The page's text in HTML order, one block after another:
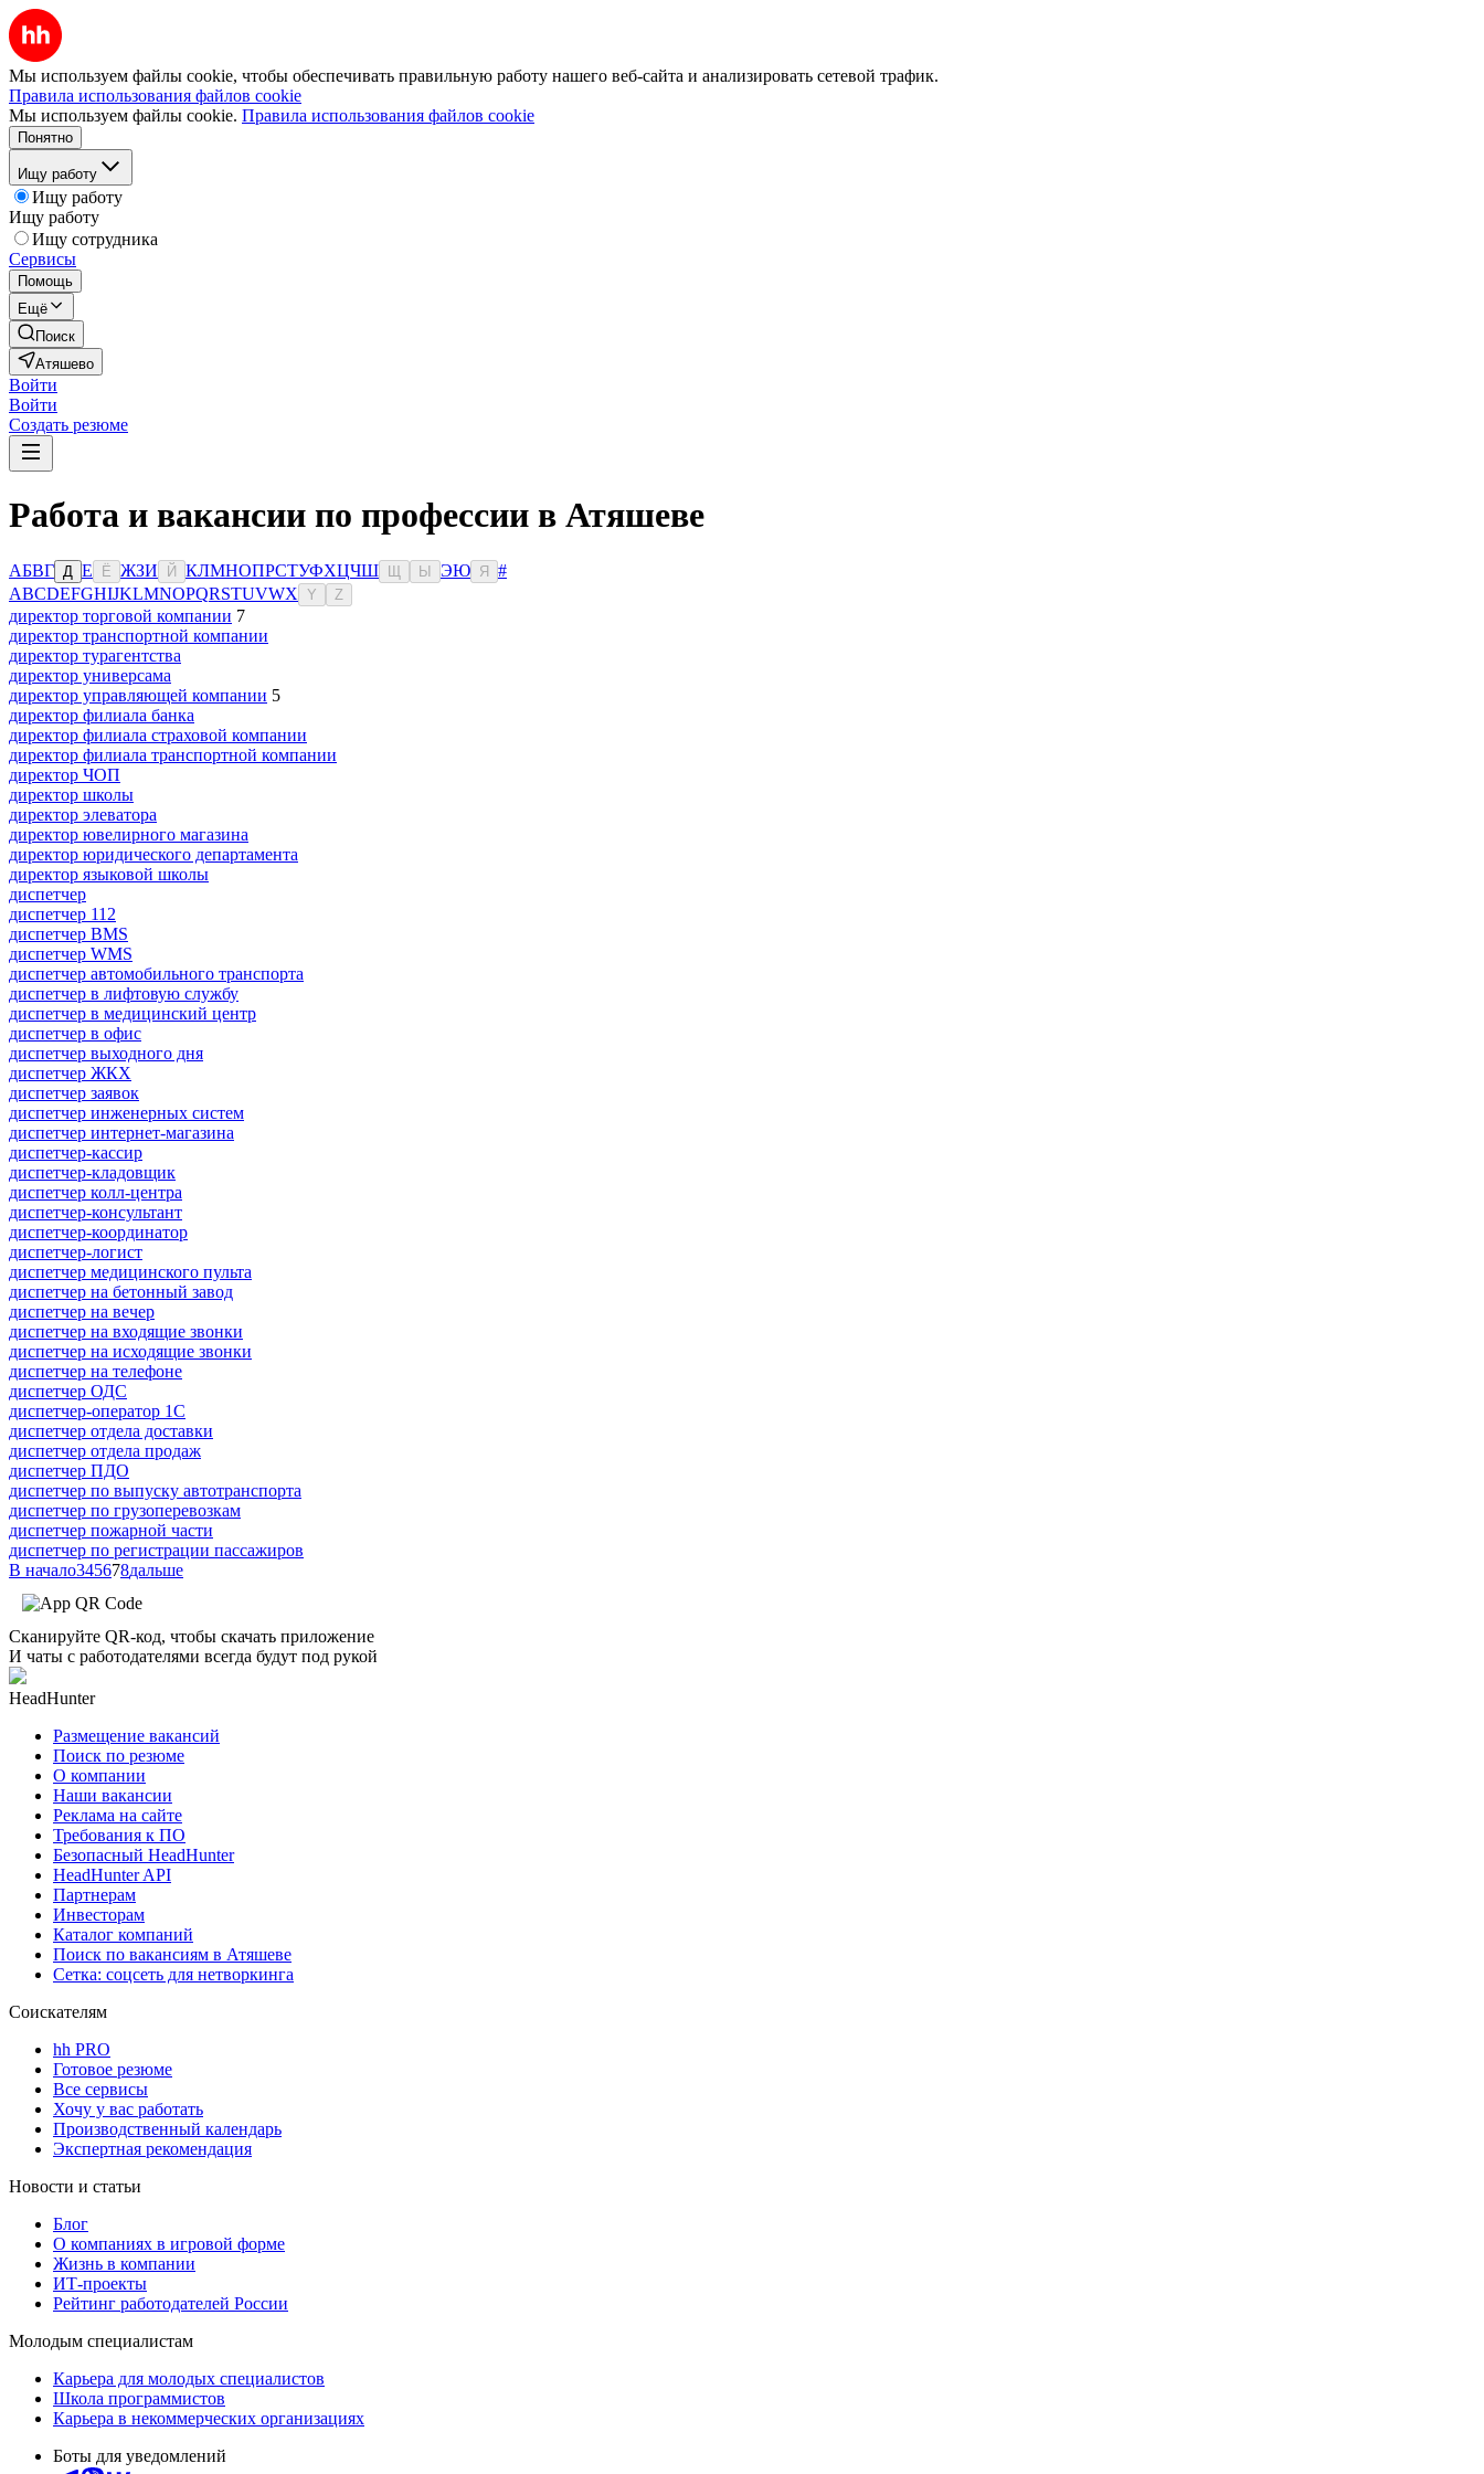
Мы используем файлы cookie, чтобы обеспечивать правильную работу нашего веб-сайта и анализировать сетевой трафик.
Правила использования файлов cookie
Мы используем файлы cookie. Правила использования файлов cookie
Понятно
Ищу работу
Ищу работу
Ищу работу
Ищу сотрудника
Сервисы
Помощь
Ещё
Поиск
Атяшево
Войти
Войти
Создать резюме
Работа и вакансии по профессии в Атяшеве
АБВГ Д Е Ё ЖЗИ Й КЛМНОПРСТУФХЦЧШ Ы ЭЮ Я
#
ABCDEFGHIJKLMNOPQRSTUVWX Y Z
директор торговой компании 7
директор транспортной компании
директор турагентства
директор универсама
директор управляющей компании 5
директор филиала банка
директор филиала страховой компании
директор филиала транспортной компании
директор ЧОП
директор школы
директор элеватора
директор ювелирного магазина
директор юридического департамента
директор языковой школы
диспетчер
диспетчер 112
диспетчер BMS
диспетчер WMS
диспетчер автомобильного транспорта
диспетчер в лифтовую службу
диспетчер в медицинский центр
диспетчер в офис
диспетчер выходного дня
диспетчер ЖКХ
диспетчер заявок
диспетчер инженерных систем
диспетчер интернет-магазина
диспетчер-кассир
диспетчер-кладовщик
диспетчер колл-центра
диспетчер-консультант
диспетчер-координатор
диспетчер-логист
диспетчер медицинского пульта
диспетчер на бетонный завод
диспетчер на вечер
диспетчер на входящие звонки
диспетчер на исходящие звонки
диспетчер на телефоне
диспетчер ОДС
диспетчер-оператор 1С
диспетчер отдела доставки
диспетчер отдела продаж
диспетчер ПДО
диспетчер по выпуску автотранспорта
диспетчер по грузоперевозкам
диспетчер пожарной части
диспетчер по регистрации пассажиров
В начало345678дальше
Сканируйте QR-код, чтобы скачать приложение
И чаты с работодателями всегда будут под рукой
HeadHunter
Размещение вакансий
Поиск по резюме
О компании
Наши вакансии
Реклама на сайте
Требования к ПО
Безопасный HeadHunter
HeadHunter API
Партнерам
Инвесторам
Каталог компаний
Поиск по вакансиям в Атяшеве
Сетка: соцсеть для нетворкинга
Соискателям
hh PRO
Готовое резюме
Все сервисы
Хочу у вас работать
Производственный календарь
Экспертная рекомендация
Новости и статьи
Блог
О компаниях в игровой форме
Жизнь в компании
ИТ-проекты
Рейтинг работодателей России
Молодым специалистам
Карьера для молодых специалистов
Школа программистов
Карьера в некоммерческих организациях
Боты для уведомлений